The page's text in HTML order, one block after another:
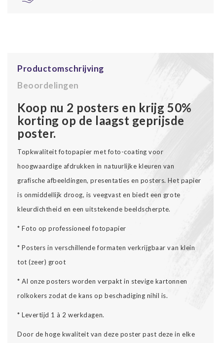
Productomschrijving
Beoordelingen
Koop nu 2 posters en krijg 50%
korting op de laagst geprijsde
poster.
Topkwaliteit fotopapier met foto-coating voor
hoogwaardige afdrukken in natuurlijke kleuren van
grafische afbeeldingen, presentaties en posters. Het papier
is onmiddellijk droog, is veegvast en biedt een grote
kleurdichtheid en een uitstekende beeldscherpte.
* Foto op professioneel fotopapier
* Posters in verschillende formaten verkrijgbaar van klein
tot (zeer) groot
* Al onze posters worden verpakt in stevige kartonnen
rolkokers zodat de kans op beschadiging nihil is.
* Levertijd 1 à 2 werkdagen.
Door de hoge kwaliteit van deze poster past deze in elke